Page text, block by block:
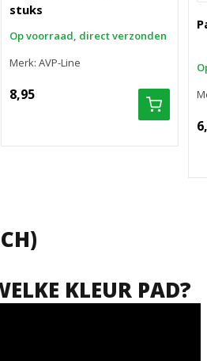
stuks
Op voorraad, direct verzonden
Merk: AVP-Line
8,95
KLEUR PAD?